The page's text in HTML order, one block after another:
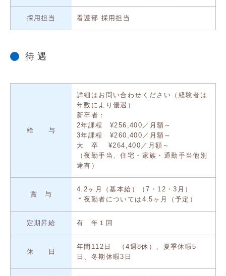
採用担当 看護部 採用担当
待 遇
給 与
詳細はお問い合わせください（経験者は
年数により優遇）
新卒者：
2年課程 ¥256,400／月額～
3年課程 ¥260,400／月額～
大 卒 ¥264,400／月額～
（夜勤手当、住宅・家族・通勤手当他別
途有）
賞 与
4.2ヶ月（基本給）（7・12・3月）
＊夜勤者については4.5ヶ月（予定）
定期昇給 有 年１回
休 日
年間112日 （4週8休）、夏季休暇5
日、冬期休暇3日